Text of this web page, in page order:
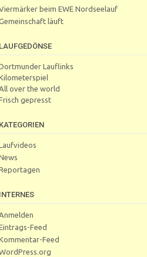
beim EWE Nordseelauf
läuft
LAUFGEDÖNSE
Lauflinks
over the world
gepresst
KATEGORIEN
INTERNES
Feed
Feed